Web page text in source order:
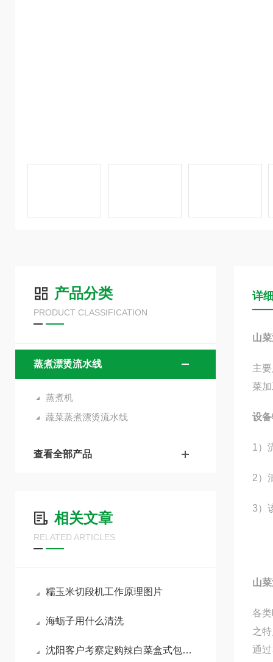
产品分类
PRODUCT CLASSIFICATION
蒸煮漂烫流水线
蒸煮机
蔬菜蒸煮漂烫流水线
查看全部产品
相关文章
RELATED ARTICLES
糯玉米切段机工作原理图片
海蛎子用什么清洗
沈阳客户考察定购辣白菜盒式包装机
详
山
主
菜
设
1）
2）
3）
山
各
之
通